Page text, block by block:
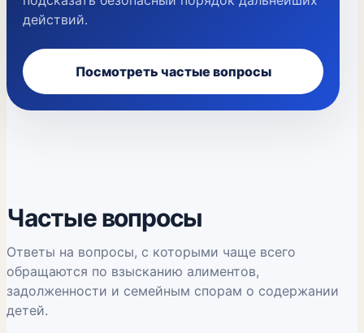
действий.
Посмотреть частые вопросы
Частые вопросы
Ответы на вопросы, с которыми чаще всего
обращаются по взысканию алиментов,
задолженности и семейным спорам о содержании
детей.